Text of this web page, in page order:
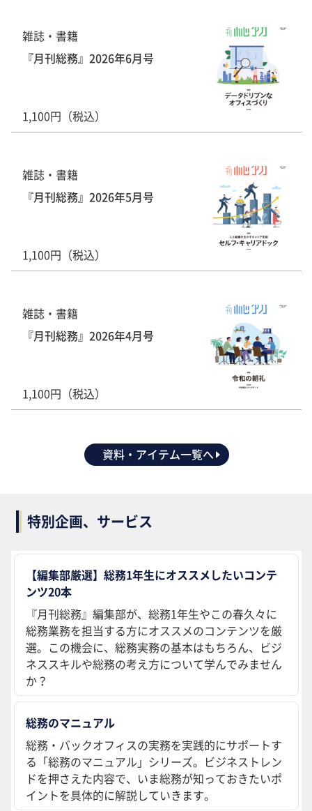
雑誌・書籍
『月刊総務』2026年6月号
1,100円（税込）
雑誌・書籍
『月刊総務』2026年5月号
1,100円（税込）
雑誌・書籍
『月刊総務』2026年4月号
1,100円（税込）
資料・アイテム一覧へ
特別企画、サービス
【編集部厳選】総務1年生にオススメしたいコンテ
ンツ20本
『月刊総務』編集部が、総務1年生やこの春久々に
総務業務を担当する方にオススメのコンテンツを厳
選。この機会に、総務実務の基本はもちろん、ビジ
ネススキルや総務の考え方について学んでみません
か？
総務のマニュアル
総務・バックオフィスの実務を実践的にサポートす
る「総務のマニュアル」シリーズ。ビジネストレン
ドを押さえた内容で、いま総務が知っておきたいポ
イントを具体的に解説していきます。